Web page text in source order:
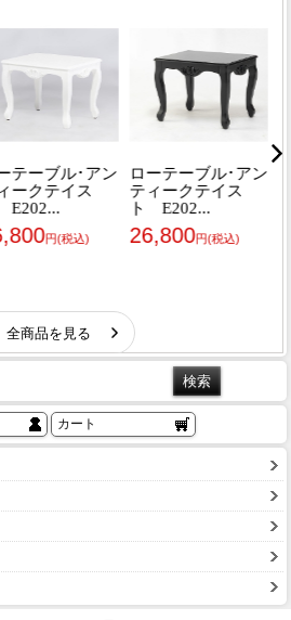
カート